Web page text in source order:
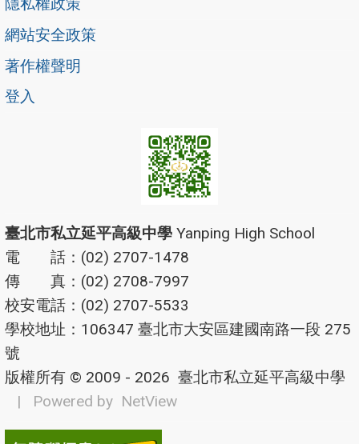
隱私權政策
網站安全政策
著作權聲明
登入
臺北市私立延平高級中學 Yanping High School
電 話：(02) 2707-1478
傳 真：(02) 2708-7997
校安電話：(02) 2707-5533
學校地址：106347 臺北市大安區建國南路一段 275
號
版權所有 © 2009 - 2026 臺北市私立延平高級中學
| Powered by NetView